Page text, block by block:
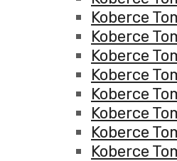
Koberce
Koberce
Koberce
Koberce
Koberce
Koberce
Koberce
Koberce